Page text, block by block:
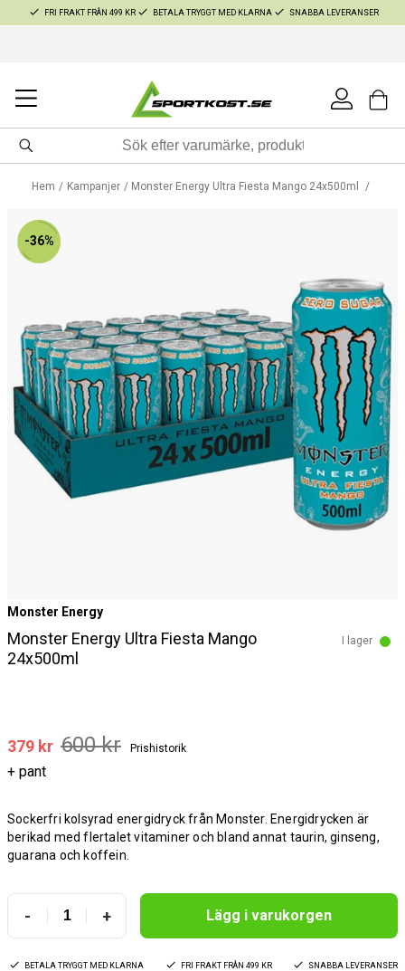
FRI FRAKT FRÅN 499 KR BETALA TRYGGT MED KLARNA SNABBA LEVERANSER
Hem Kampanjer Monster Energy Ultra Fiesta Mango 24x500ml
-36%
Monster Energy
Monster Energy Ultra Fiesta Mango
24x500ml
I lager
379 kr 600 kr Prishistorik
+ pant
Sockerfri kolsyrad energidryck från Monster. Energidrycken är
berikad med flertalet vitaminer och bland annat taurin, ginseng,
guarana och koffein.
- + Lägg i varukorgen
BETALA TRYGGT MED KLARNA FRI FRAKT FRÅN 499 KR SNABBA LEVERANSER